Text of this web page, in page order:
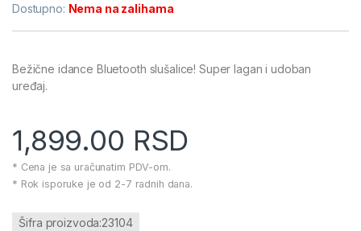
Dostupno: Nema na zalihama
Bežične idance Bluetooth slušalice! Super lagan i udoban
uređaj.
1,899.00 RSD
* Cena je sa uračunatim PDV-om.
* Rok isporuke je od 2-7 radnih dana.
Šifra proizvoda:23104